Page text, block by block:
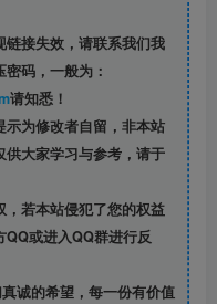
接失效，请联系我们我
码，一般为：
请知悉！
为修改者自留， 非本站
大家学习与参考，请于
若本站侵犯了您的权益
或进入QQ群进行反
诚的希望，每一份有价值